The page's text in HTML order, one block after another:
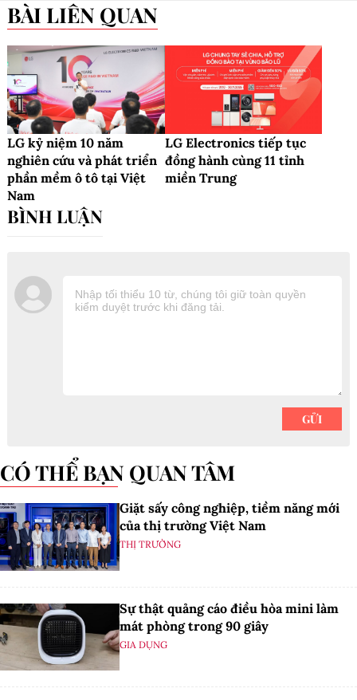
BÀI LIÊN QUAN
LG kỷ niệm 10 năm
nghiên cứu và phát triển
phần mềm ô tô tại Việt
Nam
LG Electronics tiếp tục
đồng hành cùng 11 tỉnh
miền Trung
CÓ THỂ BẠN QUAN TÂM
Giặt sấy công nghiệp, tiềm năng mới
của thị trường Việt Nam
THỊ TRƯỜNG
Sự thật quảng cáo điều hòa mini làm
mát phòng trong 90 giây
GIA DỤNG